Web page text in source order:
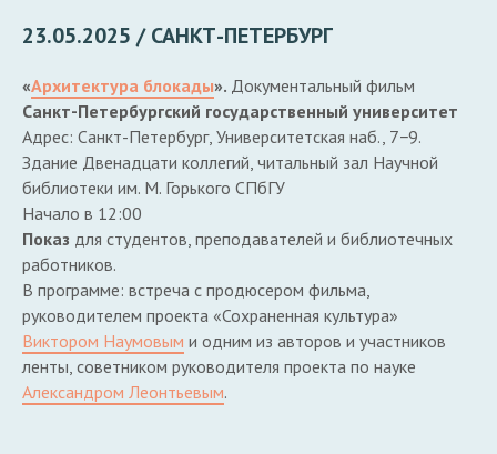
23.05.2025 / САНКТ-ПЕТЕРБУРГ
«Архитектура блокады». Документальный фильм
Санкт-Петербургский государственный университет
Адрес: Санкт-Петербург, Университетская наб., 7−9.
Здание Двенадцати коллегий, читальный зал Научной
библиотеки им. М. Горького СПбГУ
Начало в 12:00
Показ для студентов, преподавателей и библиотечных
работников.
В программе: встреча с продюсером фильма,
руководителем проекта «Сохраненная культура»
Виктором Наумовым и одним из авторов и участников
ленты, советником руководителя проекта по науке
Александром Леонтьевым.